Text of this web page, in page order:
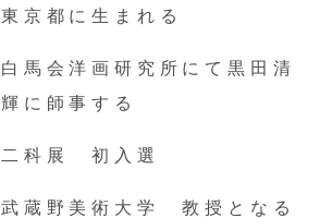
Exhibition
東京都に生まれる
白馬会洋画研究所にて黒田清
輝に師事する
二科展 初入選
武蔵野美術大学 教授となる